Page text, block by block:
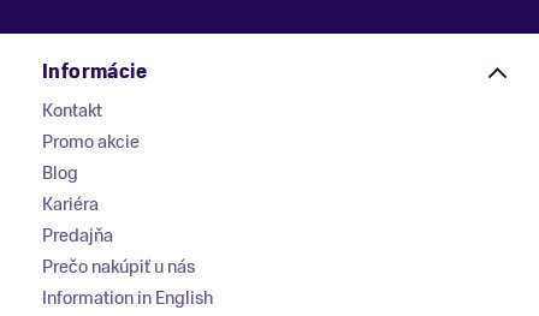
Informácie
Kontakt
Promo akcie
Blog
Kariéra
Predajňa
Prečo nakúpiť u nás
Information in English